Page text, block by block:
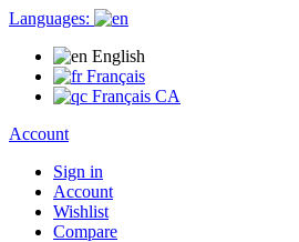
Languages:
English
Français
Français CA
Account
Sign in
Account
Wishlist
Compare